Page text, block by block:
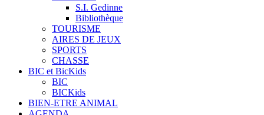
S.I. Gedinne
Bibliothèque
TOURISME
AIRES DE JEUX
SPORTS
CHASSE
BIC et BicKids
BIC
BICKids
BIEN-ETRE ANIMAL